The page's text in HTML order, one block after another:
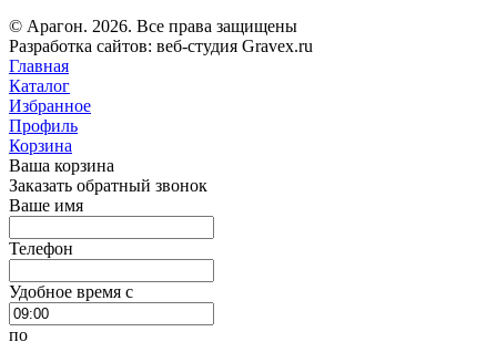
© Арагон. 2026. Все права защищены
Разработка сайтов: веб-студия Gravex.ru
Главная
Каталог
Избранное
Профиль
Корзина
Ваша корзина
Заказать обратный звонок
Ваше имя
Телефон
Удобное время c
по